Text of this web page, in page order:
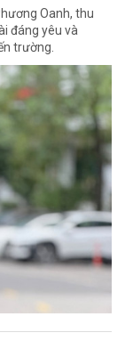
Oanh, thu
đáng yêu và
trường.